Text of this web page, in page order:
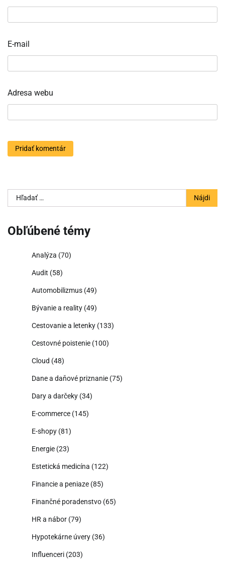
E-mail
Adresa webu
Hľadať:
Obľúbené témy
Analýza (70)
Audit (58)
Automobilizmus (49)
Bývanie a reality (49)
Cestovanie a letenky (133)
Cestovné poistenie (100)
Cloud (48)
Dane a daňové priznanie (75)
Dary a darčeky (34)
E-commerce (145)
E-shopy (81)
Energie (23)
Estetická medicína (122)
Financie a peniaze (85)
Finančné poradenstvo (65)
HR a nábor (79)
Hypotekárne úvery (36)
Influenceri (203)